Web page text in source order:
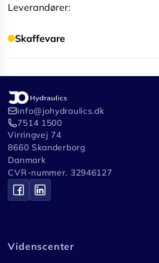
Leverandører:
Skaffevare
info@johydraulics.dk
7514 1500
Virringvej 74
8660 Skanderborg
Danmark
CVR-nummer. 32946127
Videnscenter